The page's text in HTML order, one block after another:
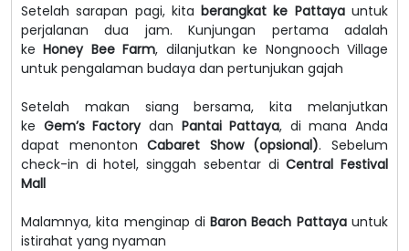
Setelah sarapan pagi, kitaberangkat ke Pattayauntuk
perjalanan dua jam. Kunjungan pertama adalah
keHoney Bee Farm, dilanjutkan ke Nongnooch Village
untuk pengalaman budaya dan pertunjukan gajah
Setelah makan siang bersama, kita melanjutkan
ke Gem’s Factorydan Pantai Pattaya, di mana Anda
dapat menontonCabaret Show (opsional). Sebelum
check-in di hotel, singgah sebentar diCentral Festival
Mall
Malamnya, kita menginap diBaron Beach Pattayauntuk
istirahat yang nyaman